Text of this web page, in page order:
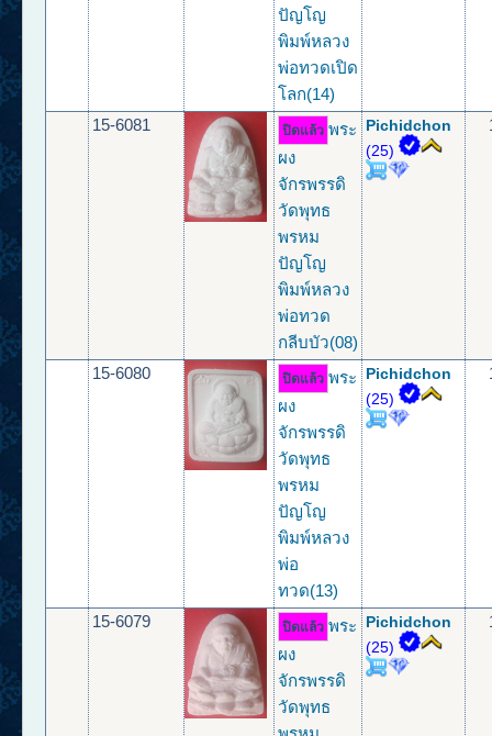
ปัญโญ
พิมพ์หลวง
พ่อทวดเปิด
โลก(14)
15-6081 ปิดแล้ว พระ
ผง
จักรพรรดิ
วัดพุทธ
พรหม
ปัญโญ
พิมพ์หลวง
พ่อทวด
กลีบบัว(08)
Pichidchon
(25)
15-6080 ปิดแล้ว พระ
ผง
จักรพรรดิ
วัดพุทธ
พรหม
ปัญโญ
พิมพ์หลวง
พ่อ
ทวด(13)
Pichidchon
(25)
15-6079 ปิดแล้ว พระ
ผง
จักรพรรดิ
วัดพุทธ
Pichidchon
(25)